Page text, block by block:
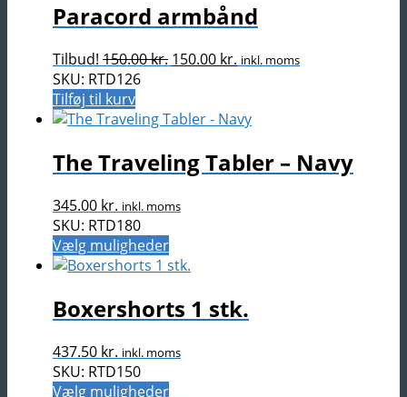
flere
varianter.
Mulighederne
kan
på
varesiden
Paracord armbånd
Tilbud! 150.00kr. Den
var:
150.00 kr. Den
er:
inkl. moms
SKU: RTD126
Tilføj til kurv
The Traveling Tabler – Navy
345.00 kr. inkl. moms
SKU: RTD180
Vælg mulighederDette
vare
flere
varianter.
kan
vælges
Boxershorts 1 stk.
437.50 kr. inkl. moms
SKU: RTD150
Vælg mulighederDette